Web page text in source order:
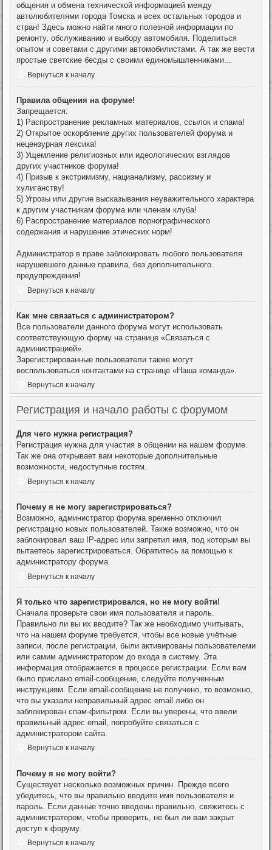
общения и обмена технической информацией между
автолюбителями города Томска и всех остальных городов и
стран! Здесь можно найти много полезной информации по
ремонту, обслуживанию и выбору автомобиля. Поделиться
опытом и советами с другими автомобилистами. А так же вести
простые светские бесды с своими единомышленниками...
Вернуться к началу
Правила общения на форуме!
Запрещается:
1) Распространение рекламных материалов, ссылок и спама!
2) Открытое оскорбление других пользователей форума и
нецензурная лексика!
3) Ущемление религиозных или идеологических взглядов
других участников форума!
4) Призыв к экстримизму, нацианализму, рассизму и
хулиганству!
5) Угрозы или другие высказывания неуважительного характера
к другим участникам форума или членам клуба!
6) Распространение материалов порнографического
содержания и нарушение этических норм!
Администратор в праве заблокировать любого пользователя
нарушевшего данные правила, без дополнительного
предупреждения!
Вернуться к началу
Как мне связаться с администратором?
Все пользователи данного форума могут использовать
соответствующую форму на странице «Связаться с
администрацией».
Зарегистрированные пользователи также могут
воспользоваться контактами на странице «Наша команда».
Вернуться к началу
Регистрация и начало работы с форумом
Для чего нужна регистрация?
Регистрация нужна для участия в общении на нашем форуме.
Так же она открывает вам некоторые дополнительные
возможности, недоступные гостям.
Вернуться к началу
Почему я не могу зарегистрироваться?
Возможно, администратор форума временно отключил
регистрацию новых пользователей. Также возможно, что он
заблокировал ваш IP-адрес или запретил имя, под которым вы
пытаетесь зарегистрироваться. Обратитесь за помощью к
администратору форума.
Вернуться к началу
Я только что зарегистрировался, но не могу войти!
Сначала проверьте свои имя пользователя и пароль.
Правильно ли вы их вводите? Так же необходимо учитывать,
что на нашем форуме требуется, чтобы все новые учётные
записи, после регистрации, были активированы пользователеми
или самим администратором до входа в систему. Эта
информация отображается в процессе регистрации. Если вам
было прислано email-сообщение, следуйте полученным
инструкциям. Если email-сообщение не получено, то возможно,
что вы указали неправильный адрес email либо он
заблокирован спам-фильтром. Если вы уверены, что ввели
правильный адрес email, попробуйте связаться с
администратором сайта.
Вернуться к началу
Почему я не могу войти?
Существует несколько возможных причин. Прежде всего
убедитесь, что вы правильно вводите имя пользователя и
пароль. Если данные точно введены правильно, свяжитесь с
администратором, чтобы проверить, не был ли вам закрыт
доступ к форуму.
Вернуться к началу